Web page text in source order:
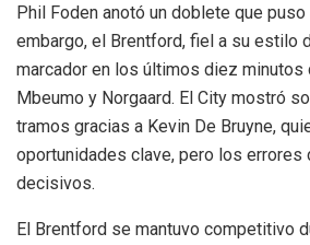
Phil Foden anotó un doblete que puso
embargo, el Brentford, fiel a su estilo
marcador en los últimos diez minutos
Mbeumo y Norgaard. El City mostró
tramos gracias a Kevin De Bruyne,
oportunidades clave, pero los
decisivos.
El Brentford se mantuvo competitivo